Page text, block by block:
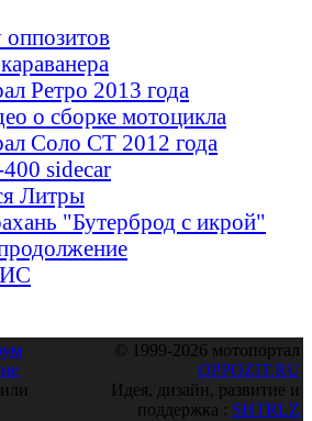
Ретро 2013 года
о сборке мотоцикла
Соло СТ 2012 года
sidecar
Литры
"Бутерброд с икрой"
© 1999-2026 мотопортал
OPPOZIT.RU
Идея, дизайн, развитие и
поддержка : SHTRLZ